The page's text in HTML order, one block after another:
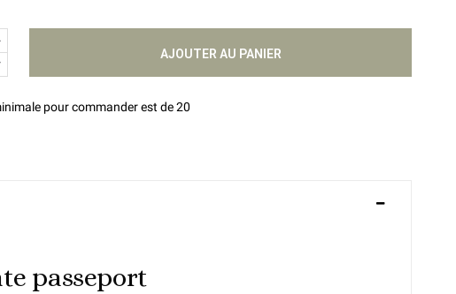
AJOUTER AU PANIER
pour commander est de 20
passeport